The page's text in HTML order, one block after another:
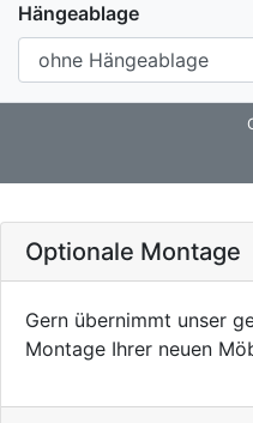
Hängeablage
Optionale Montage
Gern übernimmt unser
Montage Ihrer neuen